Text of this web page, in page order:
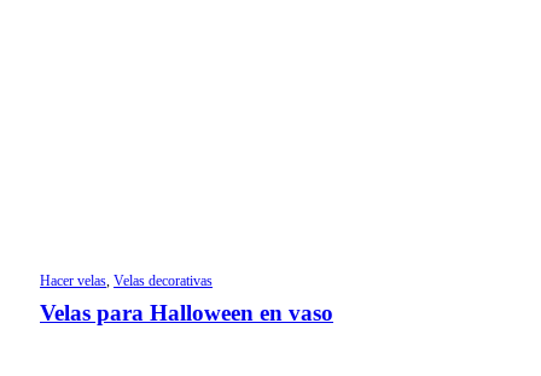
Hacer velas, Velas decorativas
Velas para Halloween en vaso